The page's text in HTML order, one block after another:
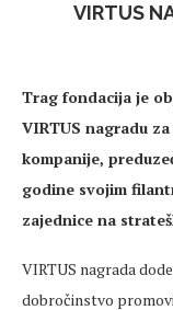
VIRTUS
Trag fondacija je
VIRTUS nagradu
kompanije,
godine svojim
zajednice na
VIRTUS nagrada
dobročinstvo